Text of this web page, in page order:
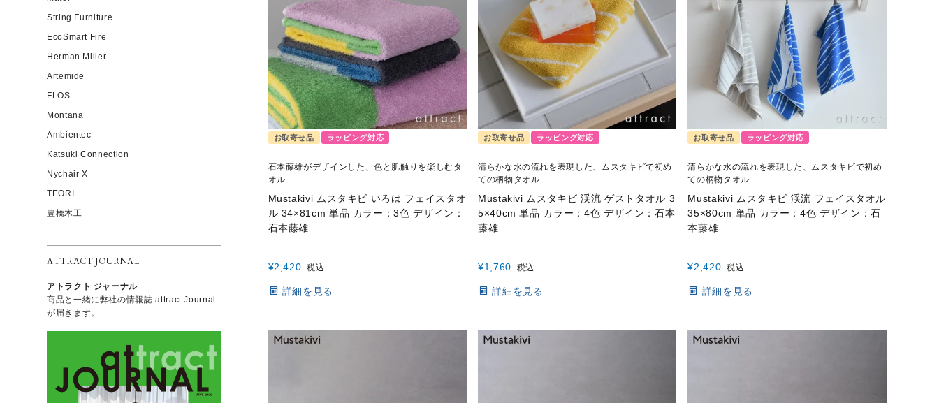
String Furniture
EcoSmart Fire
Herman Miller
Artemide
FLOS
Montana
Ambientec
Katsuki Connection
Nychair X
TEORI
豊橋木工
ATTRACT JOURNAL
アトラクト ジャーナル
商品と一緒に弊社の情報誌 attract Journal
が届きます。
お取寄せ品 ラッピング対応
石本藤雄がデザインした、色と肌触りを楽しむタ
オル
Mustakivi ムスタキビ いろは フェイスタオ
ル 34×81cm 単品 カラー：3色 デザイン：
石本藤雄
¥2,420 税込
詳細を見る
お取寄せ品 ラッピング対応
清らかな水の流れを表現した、ムスタキビで初め
ての柄物タオル
Mustakivi ムスタキビ 渓流 ゲストタオル 3
5×40cm 単品 カラー：4色 デザイン：石本
藤雄
¥1,760 税込
詳細を見る
お取寄せ品 ラッピング対応
清らかな水の流れを表現した、ムスタキビで初め
ての柄物タオル
Mustakivi ムスタキビ 渓流 フェイスタオル
35×80cm 単品 カラー：4色 デザイン：石
本藤雄
¥2,420 税込
詳細を見る